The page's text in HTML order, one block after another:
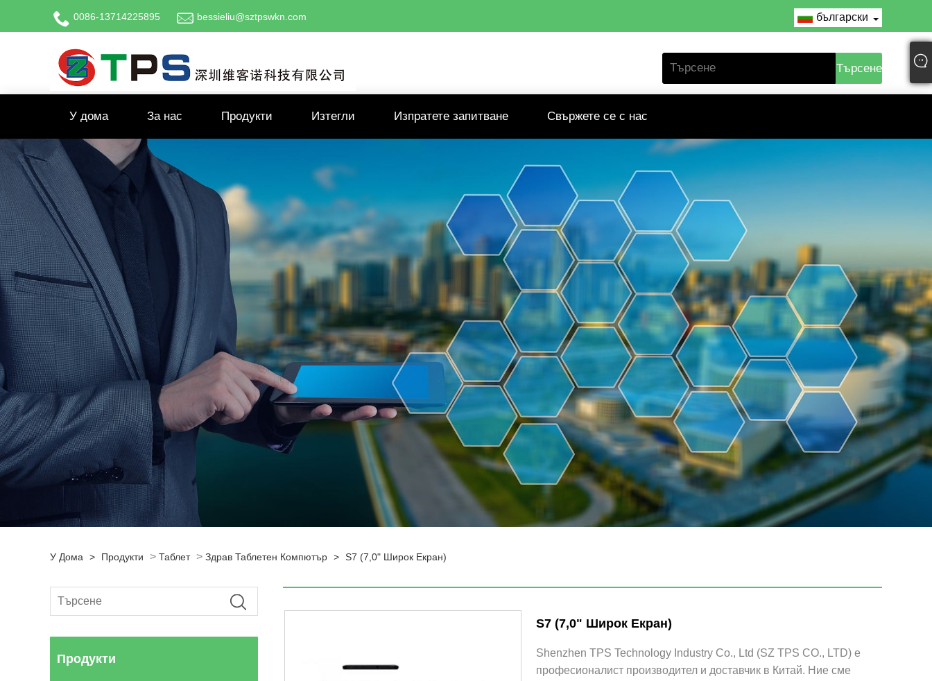
0086-13714225895 bessieliu@sztpswkn.com български
У дома За нас Продукти Изтегли Изпратете запитване Свържете се с нас
У Дома > Продукти > Таблет > Здрав Таблетен Компютър > S7 (7,0" Широк Екран)
Продукти
S7 (7,0" Широк Екран)
Shenzhen TPS Technology Industry Co., Ltd (SZ TPS CO., LTD) е
професионалист производител и доставчик в Китай. Ние сме